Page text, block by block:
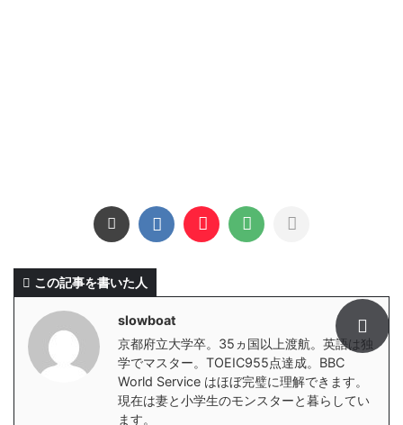
この記事を書いた人
slowboat
京都府立大学卒。35ヵ国以上渡航。英語は独
学でマスター。TOEIC955点達成。BBC
World Service はほぼ完璧に理解できます。
現在は妻と小学生のモンスターと暮らしてい
ます。